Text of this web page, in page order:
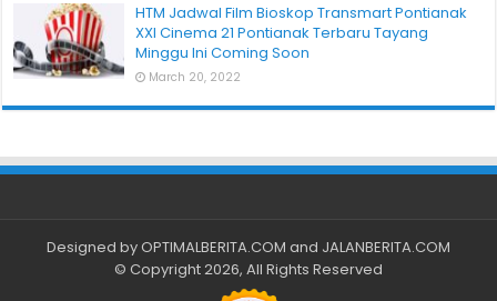
HTM Jadwal Film Bioskop Transmart Pontianak
XXI Cinema 21 Pontianak Terbaru Tayang
Minggu Ini Coming Soon
March 20, 2022
Designed byOPTIMALBERITA.COM and JALANBERITA.COM
© Copyright 2026, All Rights Reserved